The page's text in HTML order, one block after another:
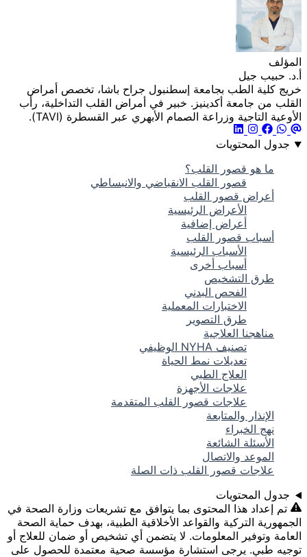
المؤلف
أ.د. حبيب جيل
خريج كلية الطب بجامعة إسطنبول جراح باشا، تخصص أمراض
القلب من جامعة أكدينيز. خبير في أمراض القلب التداخلية، رأب
الأوعية التاجية وزراعة الصمام الأبهري عبر القسطرة (TAVI).
جدول المحتويات
ما هو قصور القلب؟
قصور القلب الانقباضي والانبساطي
أعراض قصور القلب
الأعراض الرئيسية
أعراض إضافية
أسباب قصور القلب
الأسباب الرئيسية
أسباب أخرى
طرق التشخيص
الفحص البدني
الاختبارات المعملية
طرق التصوير
مناهجنا العلاجية
تصنيف NYHA الوظيفي
تعديلات نمط الحياة
العلاج الطبي
علاجات الأجهزة
علاجات قصور القلب المتقدمة
الإنذار والمتابعة
نهج الخبراء
الأسئلة الشائعة
الموعد والاتصال
علاجات قصور القلب ذات الصلة
جدول المحتويات
تم إعداد هذا المحتوى بما يتوافق مع تشريعات وزارة الصحة في
الجمهورية التركية والقواعد الأخلاقية الطبية، بهدف حماية الصحة
العامة وتوفير المعلومات. لا يتضمن أي تشخيص أو ضمان للعلاج أو
توجيه طبي. يرجى استشارة مؤسسة صحية معتمدة للحصول على